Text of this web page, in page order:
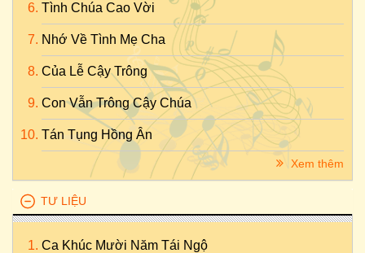
Tình Chúa Cao Vời
Nhớ Về Tình Mẹ Cha
Của Lễ Cậy Trông
Con Vẫn Trông Cậy Chúa
Tán Tụng Hồng Ân
Xem thêm
TƯ LIỆU
Ca Khúc Mười Năm Tái Ngộ